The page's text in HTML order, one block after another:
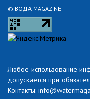
© ВОДА MAGAZINE
Любое использование
допускается при
Контакты: